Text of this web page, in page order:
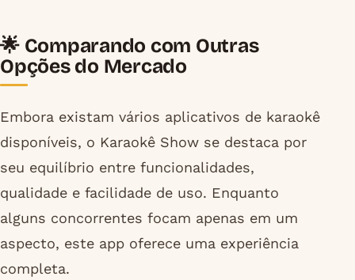
🌟 Comparando com Outras
Opções do Mercado
Embora existam vários aplicativos de karaokê
disponíveis, o Karaokê Show se destaca por
seu equilíbrio entre funcionalidades,
qualidade e facilidade de uso. Enquanto
alguns concorrentes focam apenas em um
aspecto, este app oferece uma experiência
completa.